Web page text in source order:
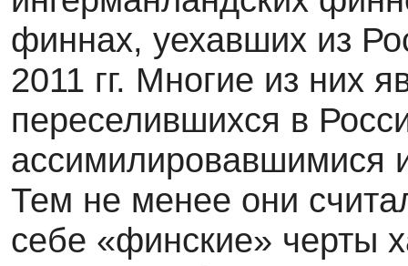
финнах, уехавших из
2011 гг. Многие из них
переселившихся в
ассимилировавшимися
Тем не менее они
себе «финские» черты